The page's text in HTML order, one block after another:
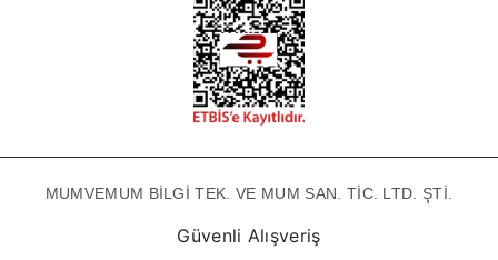
MUMVEMUM BİLGİ TEK. VE MUM SAN. TİC. LTD. ŞTİ.
Güvenli Alışveriş